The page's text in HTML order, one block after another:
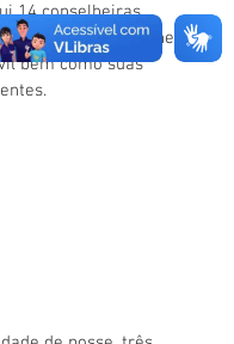
14 conselheiras
Público 14 conselheiras
bem como suas